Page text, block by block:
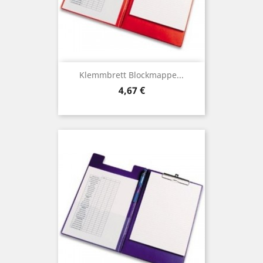
Klemmbrett Blockmappe...
Preis
4,67 €